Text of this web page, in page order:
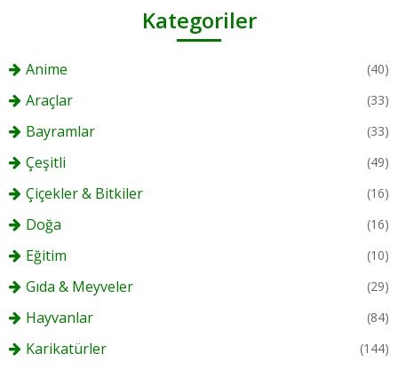
Kategoriler
Anime (40)
Araçlar (33)
Bayramlar (33)
Çeşitli (49)
Çiçekler & Bitkiler (16)
Doğa (16)
Eğitim (10)
Gıda & Meyveler (29)
Hayvanlar (84)
Karikatürler (144)